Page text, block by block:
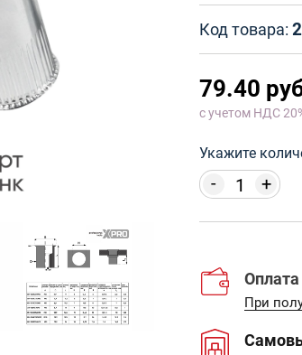
Код товара:
79.40
с учетом НДС
Укажите
+
-
Оплата
При